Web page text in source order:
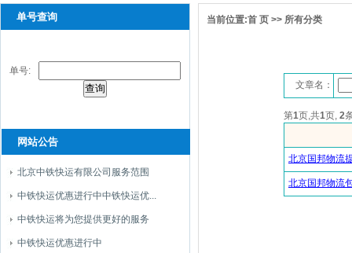
单号查询
单号:
网站公告
北京中铁快运有限公司服务范围
中铁快运优惠进行中中铁快运优...
中铁快运将为您提供更好的服务
中铁快运优惠进行中
当前位置:首 页 >> 所有分类
文章名：
第1页,共1页, 2
北京国邦物流
北京国邦物流